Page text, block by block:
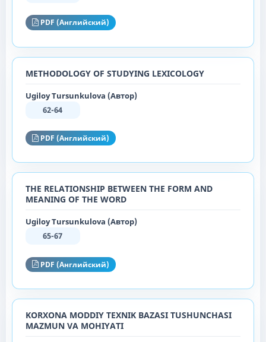
PDF (Английский)
METHODOLOGY OF STUDYING LEXICOLOGY
Ugiloy Tursunkulova (Автор)
62-64
PDF (Английский)
THE RELATIONSHIP BETWEEN THE FORM AND
MEANING OF THE WORD
Ugiloy Tursunkulova (Автор)
65-67
PDF (Английский)
KORXONA MODDIY TEXNIK BAZASI TUSHUNCHASI
MAZMUN VA MOHIYATI